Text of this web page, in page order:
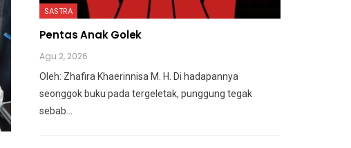
SASTRA
Pentas Anak Golek
Agu 2, 2026
Oleh: Zhafira Khaerinnisa M. H.
Di hadapannya
seonggok buku pada tergeletak, punggung tegak
sebab